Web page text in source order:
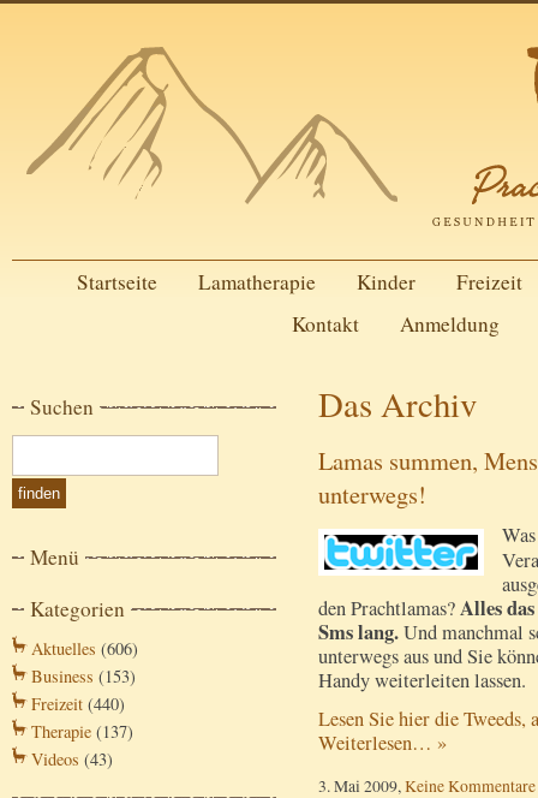
Startseite Lamatherapie Kinder
Freizeit
Kontakt
Anmeldung
Suchen
Menü
Kategorien
Aktuelles (606)
Business (153)
Freizeit (440)
Therapie (137)
Videos (43)
Das Archiv
Lamas summen,
unterwegs!
den Prachtlamas?Alles
Sms lang.Und manchmal
unterwegs aus und Sie
Handy weiterleiten lassen.
Lesen Sie hier die
Weiterlesen… »
3. Mai 2009, Keine Kommentare